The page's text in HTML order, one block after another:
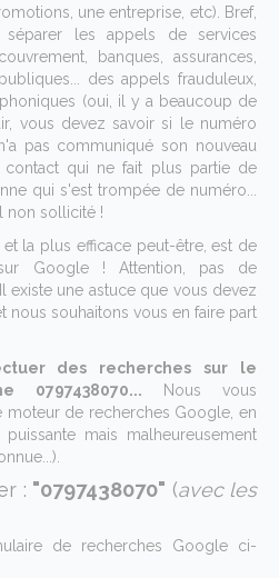
une entreprise, etc). Bref,
séparer les appels de services
banques, assurances,
des appels frauduleux,
(oui, il y a beaucoup de
vous devez savoir si le numéro
pas communiqué son nouveau
qui ne fait plus partie de
qui s'est trompée de numéro...
non sollicité !
et la plus efficace peut-être, est de
Google ! Attention, pas de
existe une astuce que vous devez
nous souhaitons vous en faire part
des recherches sur le
0797438070... Nous vous
de recherches Google, en
mais malheureusement
: "0797438070" (avec les
de recherches Google ci-